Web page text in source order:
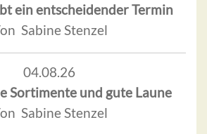
ein entscheidender Termin
Sabine Stenzel
04.08.26
Sortimente und gute Laune
Sabine Stenzel